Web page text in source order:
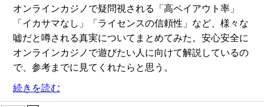
オンラインカジノで疑問視される「高ペイアウト率」
「イカサマなし」「ライセンスの信頼性」など、様々な
嘘だと噂される真実についてまとめてみた。安心安全に
オンラインカジノで遊びたい人に向けて解説しているの
で、参考までに見てくれたらと思う。
続きを読む